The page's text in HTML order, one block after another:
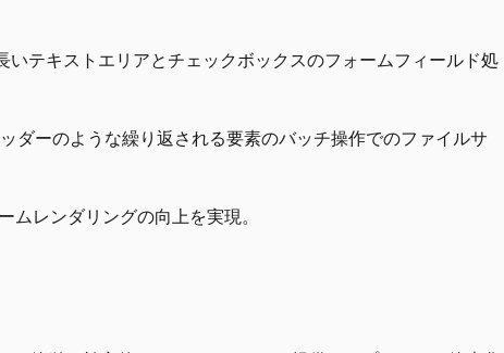
テキストエリアとチェックボックスのフォームフィールド処
ーのような繰り返される要素のバッチ操作でのファイルサ
レンダリングの向上を実現。